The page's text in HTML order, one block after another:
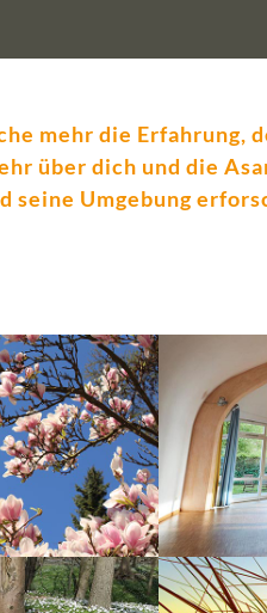
mehr die Erfahrung,
über dich und die
Umgebung
Bei